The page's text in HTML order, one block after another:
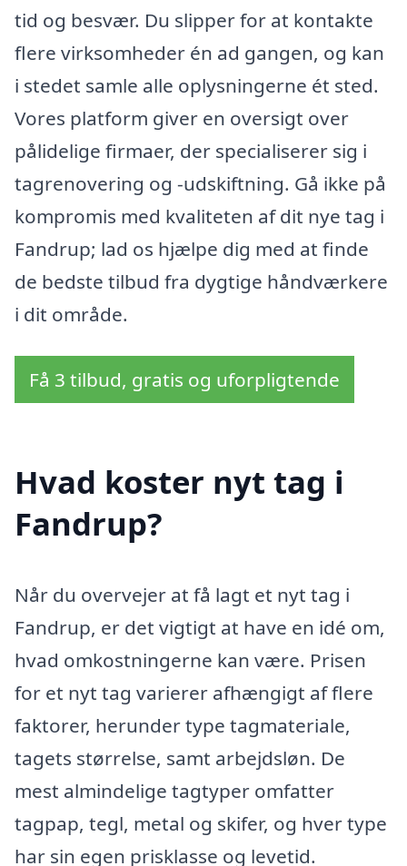
tid og besvær. Du slipper for at kontakte
flere virksomheder én ad gangen, og kan
i stedet samle alle oplysningerne ét sted.
Vores platform giver en oversigt over
pålidelige firmaer, der specialiserer sig i
tagrenovering og -udskiftning. Gå ikke på
kompromis med kvaliteten af dit nye tag i
Fandrup; lad os hjælpe dig med at finde
de bedste tilbud fra dygtige håndværkere
i dit område.
Få 3 tilbud, gratis og uforpligtende
Hvad koster nyt tag i
Fandrup?
Når du overvejer at få lagt et nyt tag i
Fandrup, er det vigtigt at have en idé om,
hvad omkostningerne kan være. Prisen
for et nyt tag varierer afhængigt af flere
faktorer, herunder type tagmateriale,
tagets størrelse, samt arbejdsløn. De
mest almindelige tagtyper omfatter
tagpap, tegl, metal og skifer, og hver type
har sin egen prisklasse og levetid.